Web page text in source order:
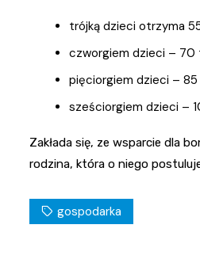
trójką dzieci otrzyma
czworgiem dzieci – 70
pięciorgiem dzieci – 85
sześciorgiem dzieci –
Zakłada się, ze wsparcie dla
rodzina, która o niego
gospodarka